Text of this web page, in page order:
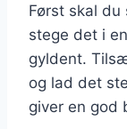
Først skal
stege det i
gyldent.
og lad det
giver en god